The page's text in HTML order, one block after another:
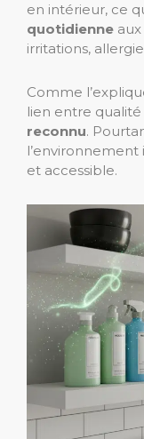
en intérieur, ce
quotidienne
irritations,
Comme
lien entre qualité
reconnu.
et accessible.